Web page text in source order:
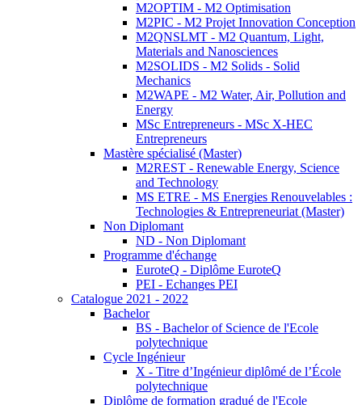
M2OPTIM - M2 Optimisation
M2PIC - M2 Projet Innovation Conception
M2QNSLMT - M2 Quantum, Light,
Materials and Nanosciences
M2SOLIDS - M2 Solids - Solid
Mechanics
M2WAPE - M2 Water, Air, Pollution and
Energy
MSc Entrepreneurs - MSc X-HEC
Entrepreneurs
Mastère spécialisé (Master)
M2REST - Renewable Energy, Science
and Technology
MS ETRE - MS Energies Renouvelables :
Technologies & Entrepreneuriat (Master)
Non Diplomant
ND - Non Diplomant
Programme d'échange
EuroteQ - Diplôme EuroteQ
PEI - Echanges PEI
Catalogue 2021 - 2022
Bachelor
BS - Bachelor of Science de l'Ecole
polytechnique
Cycle Ingénieur
X - Titre d’Ingénieur diplômé de l’École
polytechnique
Diplôme de formation gradué de l'Ecole